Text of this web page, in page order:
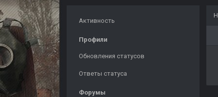
Активность
Профили
Обновления статусов
Ответы статуса
Форумы